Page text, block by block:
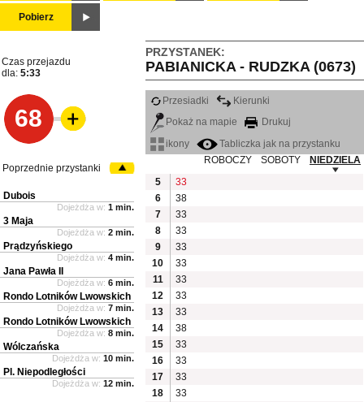
Pobierz
PRZYSTANEK:
PABIANICKA - RUDZKA (0673)
Czas przejazdu
dla: 5:33
68
Przesiadki
Kierunki
Pokaż na mapie
Drukuj
ikony
Tabliczka jak na przystanku
ROBOCZY
SOBOTY
NIEDZIELA
5
33
6
38
7
33
8
33
9
33
10
33
11
33
12
33
13
33
14
38
15
33
16
33
17
33
18
33
Poprzednie przystanki
Dubois
Dojeżdża w: 1 min.
3 Maja
Dojeżdża w: 2 min.
Prądzyńskiego
Dojeżdża w: 4 min.
Jana Pawła II
Dojeżdża w: 6 min.
Rondo Lotników Lwowskich
Dojeżdża w: 7 min.
Rondo Lotników Lwowskich
Dojeżdża w: 8 min.
Wólczańska
Dojeżdża w: 10 min.
Pl. Niepodległości
Dojeżdża w: 12 min.